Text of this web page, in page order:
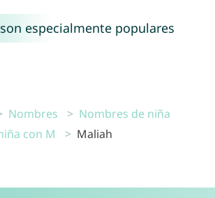
especialmente populares
Nombres
Nombres de niña
con M
Maliah